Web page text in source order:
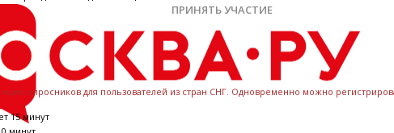
ПРИНЯТЬ УЧАСТИЕ
опросников для пользователей из стран СНГ. Одновременно можно
15 минут